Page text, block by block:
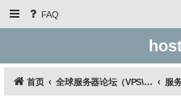
FAQ
首页 全球服务器论坛（VPS\云服务器\独立服务器） 服